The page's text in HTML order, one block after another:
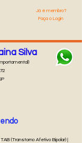
Já é membro?
Faça o Login
Silva
(Transtorno Afetivo Bipolar) |